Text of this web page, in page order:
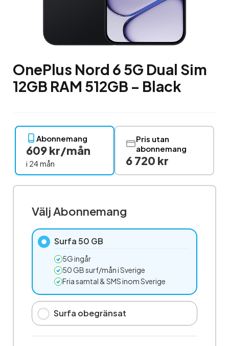
OnePlus Nord 6 5G Dual Sim
12GB RAM 512GB – Black
Abonnemang
609 kr/mån
i 24 mån
Pris utan
abonnemang
6 720 kr
Välj Abonnemang
Surfa 50 GB
5G ingår
50 GB surf/mån i Sverige
Fria samtal & SMS inom Sverige
Surfa obegränsat